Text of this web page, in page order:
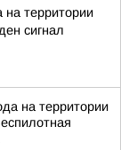
на территории
сигнал
на территории